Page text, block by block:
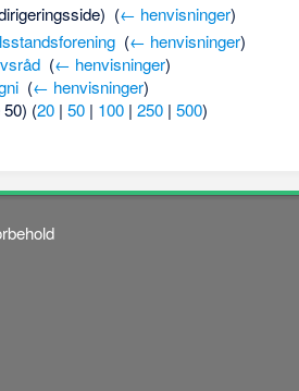
(← henvisninger)
(← henvisninger)
(← henvisninger)
‎ (← henvisninger)
(20 |50 | 100 |250 |500)